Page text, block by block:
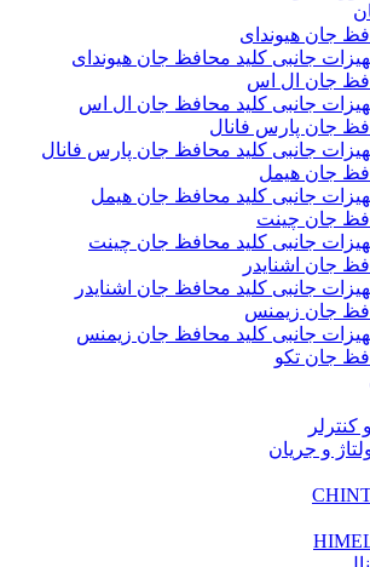
جان هیوندای
جانبی کلید محافظ جان هیوندای
جان ال اس
جانبی کلید محافظ جان ال اس
جان پارس فانال
جانبی کلید محافظ جان پارس فانال
جان هیمل
جانبی کلید محافظ جان هیمل
جان چینت
جانبی کلید محافظ جان چینت
جان اشنایدر
جانبی کلید محافظ جان اشنایدر
جان زیمنس
جانبی کلید محافظ جان زیمنس
جان تکو
و‌ جریان